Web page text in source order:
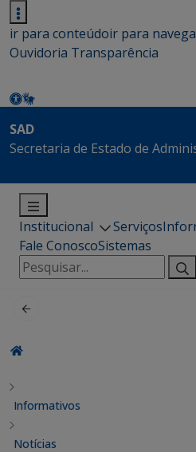
ir para conteúdoir para
Ouvidoria Transparência
SAD
Secretaria de Estado de
Institucional Serviços
Fale ConoscoSistemas
Pesquisar
por:
Informativos
Notícias